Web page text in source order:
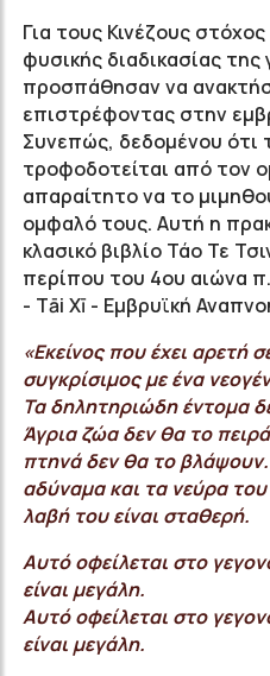
Για τους Κινέζους
φυσικής διαδικασίας της
προσπάθησαν να
επιστρέφοντας στην
Συνεπώς, δεδομένου ότι
τροφοδοτείται από τον
απαραίτητο να το
ομφαλό τους. Αυτή η
κλασικό βιβλίο Τάο Τε
περίπου του 4ου αιώνα
- Tāi Xī - Εμβρυϊκή
«Εκείνος που έχει αρετή
συγκρίσιμος με ένα
Τα δηλητηριώδη έντομα
Άγρια ζώα δεν θα το
πτηνά δεν θα το βλάψουν.
αδύναμα και τα νεύρα
λαβή του είναι σταθερή.
Αυτό οφείλεται στο
είναι μεγάλη.
Αυτό οφείλεται στο
είναι μεγάλη.